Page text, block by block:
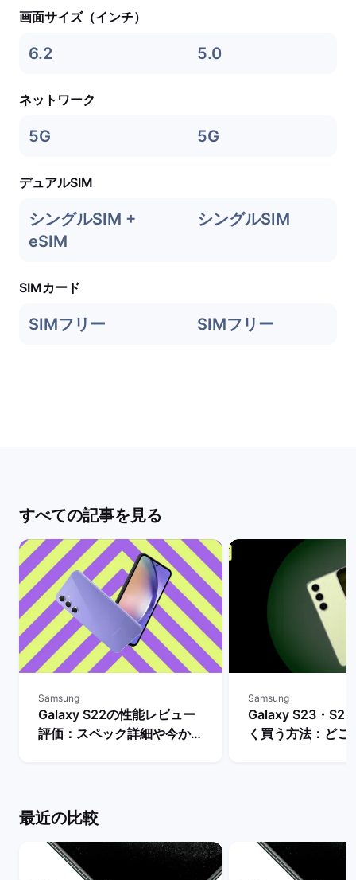
画面サイズ（インチ）
6.2 5.0
ネットワーク
5G 5G
デュアルSIM
シングルSIM +
eSIM
シングルSIM
SIMカード
SIMフリー SIMフリー
すべての記事を見る
Samsung
Galaxy S22の性能レビュー
評価：スペック詳細や今から
Samsung
Galaxy S23・
く買う方法：どこ
最近の比較